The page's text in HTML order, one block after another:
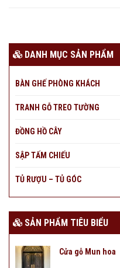
DANH MỤC SẢN PHẨM
BÀN GHẾ PHÒNG KHÁCH
TRANH GỖ TREO TƯỜNG
ĐỒNG HỒ CÂY
SẬP TẤM CHIẾU
TỦ RƯỢU – TỦ GÓC
SẢN PHẨM TIÊU BIỂU
Cửa gỗ Mun hoa